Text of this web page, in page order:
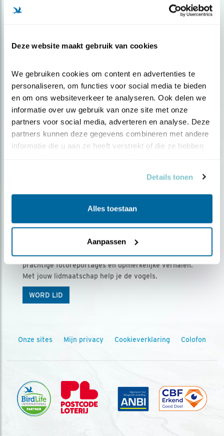
Deze website maakt gebruik van cookies
We gebruiken cookies om content en advertenties te
personaliseren, om functies voor social media te bieden
en om ons websiteverkeer te analyseren. Ook delen we
informatie over uw gebruik van onze site met onze
partners voor social media, adverteren en analyse. Deze
partners kunnen deze gegevens combineren met andere
informatie die u aan ze heeft verstrekt of die ze hebben
Details tonen
Alles toestaan
Aanpassen
Meld je aan en ontvang nieuws, inspiratie, acties en tips
over vogels en activiteiten van Vogelbescherming.
Ontvang 5 x Vogels voor € 36,00 per jaar
Vogels is het tijdschrift voor onze leden, met
prachtige fotoreportages en opmerkelijke verhalen.
Met jouw lidmaatschap help je de vogels.
WORD LID
Onze sites Mijn privacy Cookieverklaring Colofon